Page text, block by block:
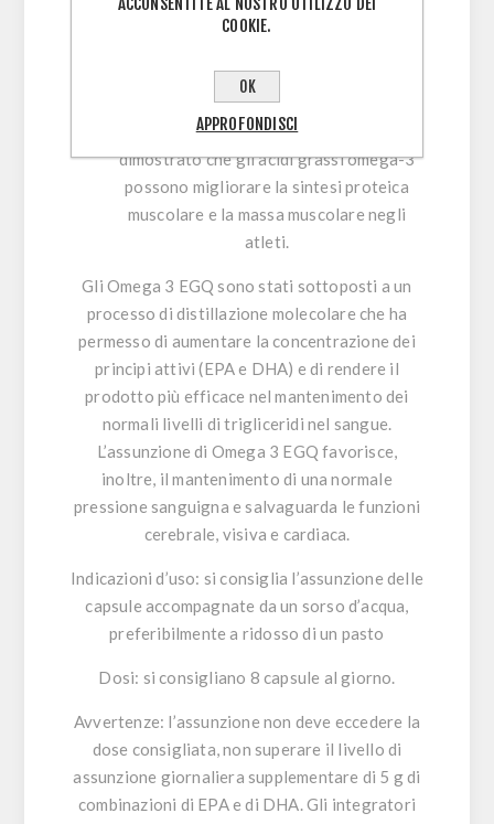
rischio di malattie cardiovascolari negli
Uno studio pubblicato sulla rivista
International Journal of Sport
Nutrition and Exercise Metabolism
dimostrato che gli acidi grassi omega-3
possono migliorare la sintesi proteica
muscolare e la massa muscolare negli
atleti.
GliOmega 3 EGQ sono stati sottoposti a un
processo di distillazione molecolare che ha
permesso di aumentare la concentrazione dei
principi attivi (EPA e DHA) e di rendere il
prodotto più efficace nel mantenimento dei
normali livelli di trigliceridi nel sangue.
L’assunzione di Omega 3 EGQ favorisce,
inoltre, il mantenimento di una normale
pressione sanguigna e salvaguarda le funzioni
cerebrale, visiva e cardiaca.
Indicazioni d’uso: si consiglia l’assunzione delle
capsule accompagnate da un sorso d’acqua,
preferibilmente a ridosso di un pasto
Dosi: si consigliano 8 capsule al giorno.
Avvertenze: l’assunzione non deve eccedere la
dose consigliata, non superare il livello di
assunzione giornaliera supplementare di 5 g di
combinazioni di EPA e di DHA. Gli integratori
COOKIE.
OK
APPROFONDISCI